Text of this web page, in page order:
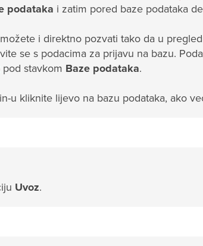
podataka i zatim pored baze podataka
i direktno pozvati tako da u
se s podacima za prijavu na bazu.
pod stavkom Baze podataka.
u kliknite lijevo na bazu podataka, ako
Uvoz.